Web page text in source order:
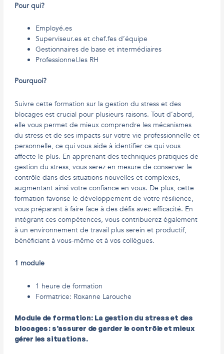
Pour qui?
Employé.es
Superviseur.es et chef.fes d’équipe
Gestionnaires de base et intermédiaires
Professionnel.les RH
Pourquoi?
Suivre cette formation sur la gestion du stress et des
blocages est crucial pour plusieurs raisons. Tout d’abord,
elle vous permet de mieux comprendre les mécanismes
du stress et de ses impacts sur votre vie professionnelle et
personnelle, ce qui vous aide à identifier ce qui vous
affecte le plus. En apprenant des techniques pratiques de
gestion du stress, vous serez en mesure de conserver le
contrôle dans des situations nouvelles et complexes,
augmentant ainsi votre confiance en vous. De plus, cette
formation favorise le développement de votre résilience,
vous préparant à faire face à des défis avec efficacité. En
intégrant ces compétences, vous contribuerez également
à un environnement de travail plus serein et productif,
bénéficiant à vous-même et à vos collègues.
1 module
1 heure de formation
Formatrice: Roxanne Larouche
Module de formation: La gestion du stress et des
blocages : s’assurer de garder le contrôle et mieux
gérer les situations.